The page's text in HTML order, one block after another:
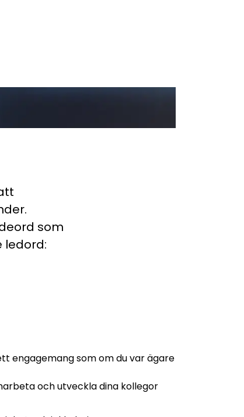
som
ledord:
engagemang som om du var ägare
och utveckla dina kollegor